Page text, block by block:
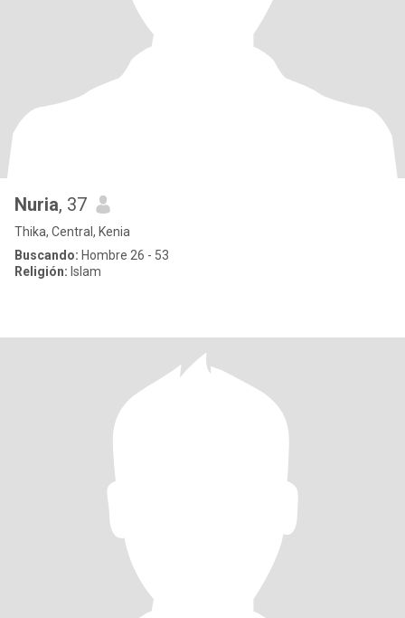
Nuria, 37
Thika, Central, Kenia
Buscando: Hombre 26 - 53
Religión: Islam